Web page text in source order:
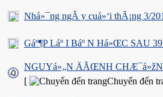
Nhá»¯ng ngÃ y cuá»‘i thÃ¡ng 3/
Gáº¶P Láº I Báº N Há»ŒC SAU
NGUYá»„N ÄÃŒNH
[
Chuyển đến